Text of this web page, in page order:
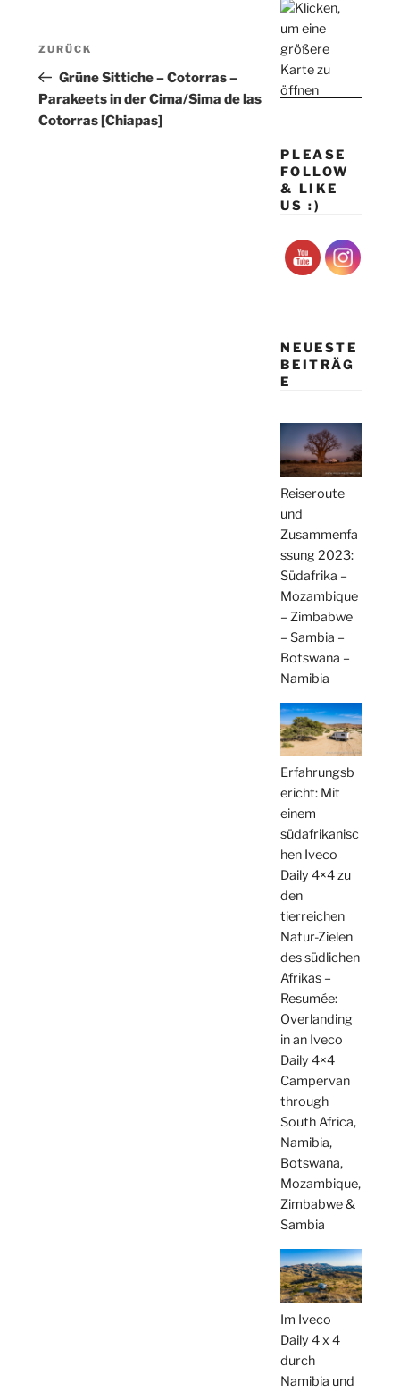
Beitragsnavigation
Vorheriger
Beitrag
ZURÜCK
Grüne Sittiche – Cotorras –
Parakeets in der Cima/Sima de las
Cotorras [Chiapas]
PLEASE
FOLLOW
& LIKE
US :)
NEUESTE
BEITRÄG
E
Reiseroute
und
Zusammenfa
ssung 2023:
Südafrika –
Mozambique
– Zimbabwe
– Sambia –
Botswana –
Namibia
Erfahrungsb
ericht: Mit
einem
südafrikanisc
hen Iveco
Daily 4×4 zu
den
tierreichen
Natur-Zielen
des südlichen
Afrikas –
Resumée:
Overlanding
in an Iveco
Daily 4×4
Campervan
through
South Africa,
Namibia,
Botswana,
Mozambique,
Zimbabwe &
Sambia
Im Iveco
Daily 4 x 4
durch
Namibia und